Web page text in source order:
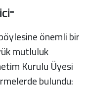
önemli bir
mutluluk
Kurulu Üyesi
bulundu: